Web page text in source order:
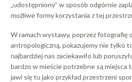
„udostępniony” w sposób odgórnie
możliwe formy korzystania z tej
W ramach wystawy, poprzez fotografię
antropologiczną, pokazujemy nie tylko
najbardziej nas zaciekawiło lub
bardzo w mieście potrzebne są miejsca
jawi się tu jako przykład przestrzeni